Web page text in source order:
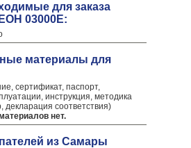
для заказа
03000E:
материалы для
сертификат, паспорт,
инструкция, методика
декларация соответствия)
нет.
из Самары